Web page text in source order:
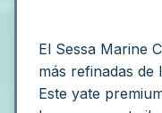
El Sessa Marine
más refinadas de
Este yate